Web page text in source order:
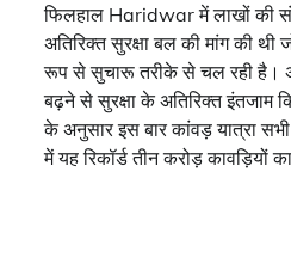
फिलहाल Haridwar में लाखों की
अतिरिक्त सुरक्षा बल की मांग की
रूप से सुचारू तरीके से चल रही है।
बढ़ने से सुरक्षा के अतिरिक्त
के अनुसार इस बार कांवड़ यात्रा
में यह रिकॉर्ड तीन करोड़ कावड़ियों